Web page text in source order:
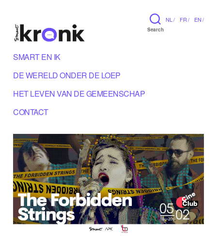
NL / FR / EN /
Search
SMART EN IK
DE WERELD ONDER DE LOEP
HET LEVEN VAN DE GEMEENSCHAP
CONTACT